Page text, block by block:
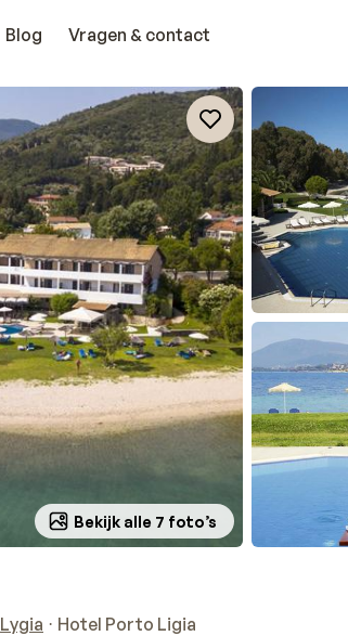
Blog Vragen & contact
Bekijk alle 7 foto’s
Lygia Hotel Porto Ligia